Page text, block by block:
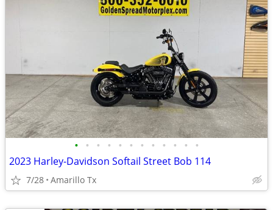
• • • • • • • • • • • •
2023 Harley-Davidson Softail Street Bob 114
7/28 Amarillo Tx